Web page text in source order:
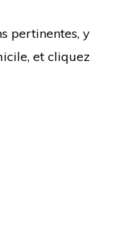
pertinentes, y
et cliquez